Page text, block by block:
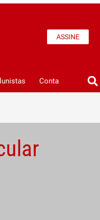
ASSINE
Conta